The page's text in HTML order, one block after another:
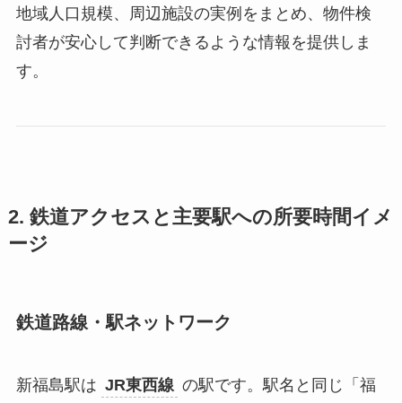
地域人口規模、周辺施設の実例をまとめ、物件検
討者が安心して判断できるような情報を提供しま
す。
2. 鉄道アクセスと主要駅への所要時間イメ
ージ
鉄道路線・駅ネットワーク
新福島駅は JR東西線 の駅です。駅名と同じ「福